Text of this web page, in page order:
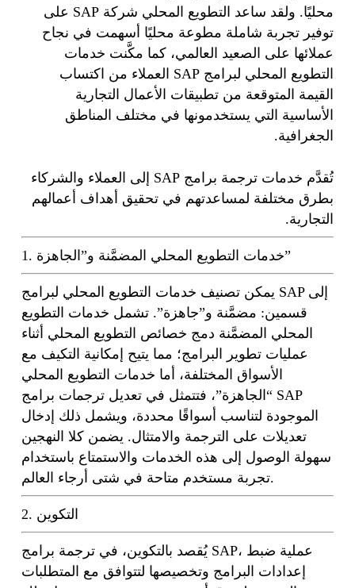
محليًا. ولقد ساعد التطويع المحلي شركة SAP على
توفير تجربة شاملة مطوعة محليًا أسهمت في نجاح
عملائها على الصعيد العالمي، كما مكَّنت خدمات
التطويع المحلي لبرامج SAP العملاء من اكتساب
القيمة المتوقعة من تطبيقات الأعمال التجارية
الأساسية التي يستخدمونها في مختلف المناطق
الجغرافية.
تُقدَّم خدمات ترجمة برامج SAP إلى العملاء والشركاء
بطرق مختلفة لمساعدتهم في تحقيق أهداف أعمالهم
التجارية.
1. خدمات التطويع المحلي المضمَّنة و”الجاهزة”
يمكن تصنيف خدمات التطويع المحلي لبرامج SAP إلى
قسمين: مضمَّنة و”جاهزة”. تشمل خدمات التطويع
المحلي المضمَّنة دمج خصائص التطويع المحلي أثناء
عمليات تطوير البرامج؛ مما يتيح إمكانية التكيف مع
الأسواق المختلفة، أما خدمات التطويع المحلي
“الجاهزة”، فتتمثل في تعديل ترجمات برامج SAP
الموجودة لتناسب أسواقًا محددة، ويشمل ذلك إدخال
تعديلات على الترجمة والامتثال. يضمن كلا النهجين
سهولة الوصول إلى هذه الخدمات والاستمتاع باستخدام
تجربة مستخدم متاحة في شتى أرجاء العالم.
2. التكوين
يُقصد بالتكوين، في ترجمة برامج SAP، عملية ضبط
إعدادات البرامج وتخصيصها لتتوافق مع المتطلبات